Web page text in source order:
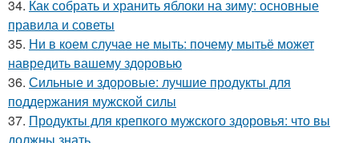
34. Как собрать и хранить яблоки на зиму: основные
правила и советы
35. Ни в коем случае не мыть: почему мытьё может
навредить вашему здоровью
36. Сильные и здоровые: лучшие продукты для
поддержания мужской силы
37. Продукты для крепкого мужского здоровья: что вы
должны знать